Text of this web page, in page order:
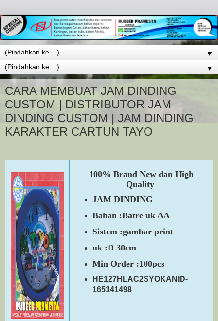
▼
▼
CARA MEMBUAT JAM DINDING
CUSTOM | DISTRIBUTOR JAM
DINDING CUSTOM | JAM DINDING
KARAKTER CARTUN TAYO
100% Brand New dan High
Quality
JAM DINDING
Bahan :Batre uk AA
Sistem :gambar print
uk :D 30cm
Min Order :100pcs
HE127HLAC2SYOKANID-
165141498